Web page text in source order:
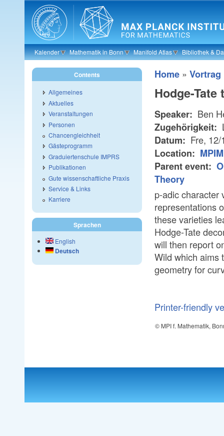
Skip to main content
Kalender Mathematik in Bonn Manifold Atlas Bibliothek &
Home » Vortrag
Hodge-
Speaker: Ben
Zugehörigkeit:
Datum: Fre,
Location:
Parent event:
Theory
p-adic character
representations
these varieties
Hodge-Tate
will then report
Wild which aims
geometry for
Printer-friendly
© MPI f. Mathematik,
Contents
Allgemeines
Aktuelles
Veranstaltungen
Personen
Chancengleichheit
Gästeprogramm
Graduiertenschule IMPRS
Publikationen
Gute wissenschaftliche Praxis
Service & Links
Karriere
Sprachen
English
Deutsch